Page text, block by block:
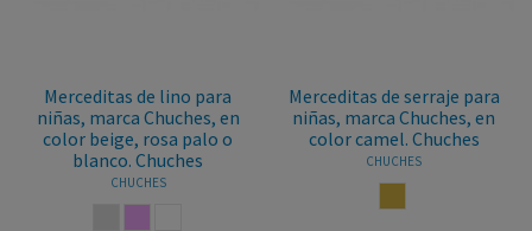
Merceditas de lino para
niñas, marca Chuches, en
color beige, rosa palo o
blanco. Chuches
CHUCHES
Merceditas de serraje para
niñas, marca Chuches, en
color camel. Chuches
CHUCHES